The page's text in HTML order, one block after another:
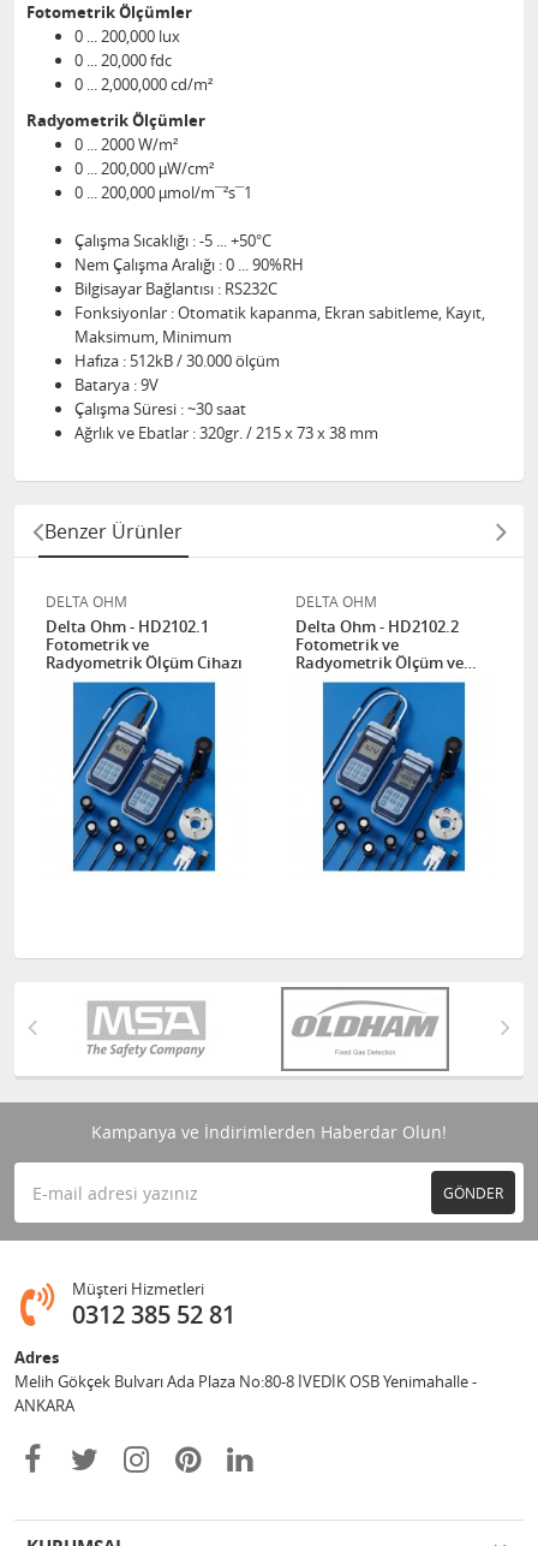
Fotometrik Ölçümler
0 ... 200,000 lux
0 ... 20,000 fdc
0 ... 2,000,000 cd/m²
Radyometrik Ölçümler
0 ... 2000 W/m²
0 ... 200,000 µW/cm²
0 ... 200,000 µmol/m¯²s¯1
Çalışma Sıcaklığı : -5 ... +50°C
Nem Çalışma Aralığı : 0 ... 90%RH
Bilgisayar Bağlantısı : RS232C
Fonksiyonlar : Otomatik kapanma, Ekran sabitleme, Kayıt,
Maksimum, Minimum
Hafıza : 512kB / 30.000 ölçüm
Batarya : 9V
Çalışma Süresi : ~30 saat
Ağrlık ve Ebatlar : 320gr. / 215 x 73 x 38 mm
Benzer Ürünler
DELTA OHM
Delta Ohm - HD2102.1
Fotometrik ve
Radyometrik Ölçüm Cihazı
DELTA OHM
Delta Ohm - HD2102.2
Fotometrik ve
Radyometrik Ölçüm ve
Kayıt Cihazı
Kampanya ve İndirimlerden Haberdar Olun!
GÖNDER
Müşteri Hizmetleri
0312 385 52 81
Adres
Melih Gökçek Bulvarı Ada Plaza No:80-8 İVEDİK OSB Yenimahalle -
ANKARA